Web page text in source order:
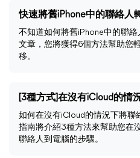
不知道如何將舊iPhone中的聯
文章，您將獲得6個方法幫助您
移。
如何在沒有iCloud的情況下將聯
指南將介紹3種方法來幫助您在
聯絡人到電腦的步驟。